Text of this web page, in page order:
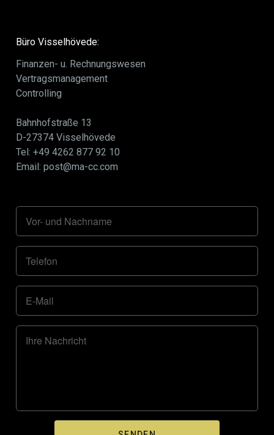
Büro Visselhövede:
Finanzen- u. Rechnungswesen
Vertragsmanagement
Controlling
Bahnhofstraße 13
D-27374 Visselhövede
Tel: +49 4262 877 92 10
Email: post@ma-cc.com
Vor- und Nachname
Telefon
E-Mail
Ihre Nachricht